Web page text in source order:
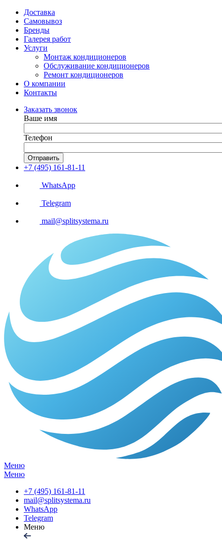
Доставка
Самовывоз
Бренды
Галерея работ
Услуги
Монтаж кондиционеров
Обслуживание кондиционеров
Ремонт кондиционеров
О компании
Контакты
Заказать звонок
Ваше имя
Телефон
Отправить
+7 (495) 161-81-11
WhatsApp
Telegram
mail@splitsystema.ru
Меню
Меню
+7 (495) 161-81-11
mail@splitsystema.ru
WhatsApp
Telegram
Меню